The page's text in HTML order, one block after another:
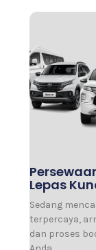
Lepas
Sedang
terpercaya,
dan proses